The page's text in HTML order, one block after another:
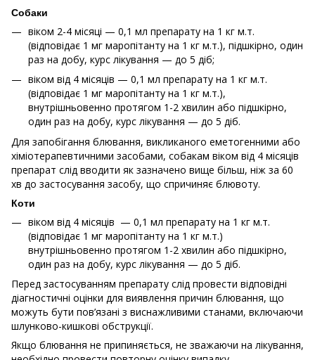
Собаки
віком 2-4 місяці — 0,1 мл препарату на 1 кг м.т.
(відповідає 1 мг маропітанту на 1 кг м.т.), підшкірно, один
раз на добу, курс лікування — до 5 діб;
віком від 4 місяців — 0,1 мл препарату на 1 кг м.т.
(відповідає 1 мг маропітанту на 1 кг м.т.),
внутрішньовенно протягом 1-2 хвилин або підшкірно,
один раз на добу, курс лікування — до 5 діб.
Для запобігання блювання, викликаного еметогенними або
хіміотерапевтичними засобами, собакам віком від 4 місяців
препарат слід вводити як зазначено вище більш, ніж за 60
хв до застосування засобу, що спричиняє блювоту.
Коти
віком від 4 місяців — 0,1 мл препарату на 1 кг м.т.
(відповідає 1 мг маропітанту на 1 кг м.т.)
внутрішньовенно протягом 1-2 хвилин або підшкірно,
один раз на добу, курс лікування — до 5 діб.
Перед застосуванням препарату слід провести відповідні
діагностичні оцінки для виявлення причин блювання, що
можуть бути пов’язані з виснажливими станами, включаючи
шлунково-кишкові обструкції.
Якщо блювання не припиняється, не зважаючи на лікування,